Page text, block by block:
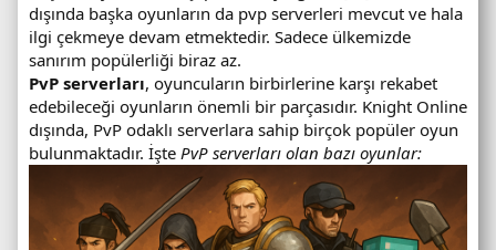
dışında başka oyunların da pvp serverleri mevcut ve hala
ilgi çekmeye devam etmektedir. Sadece ülkemizde
sanırım popülerliği biraz az.
PvP serverları, oyuncuların birbirlerine karşı rekabet
edebileceği oyunların önemli bir parçasıdır. Knight Online
dışında, PvP odaklı serverlara sahip birçok popüler oyun
bulunmaktadır. İşte PvP serverları olan bazı oyunlar: